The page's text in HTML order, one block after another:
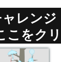
レンジ
こをクリ